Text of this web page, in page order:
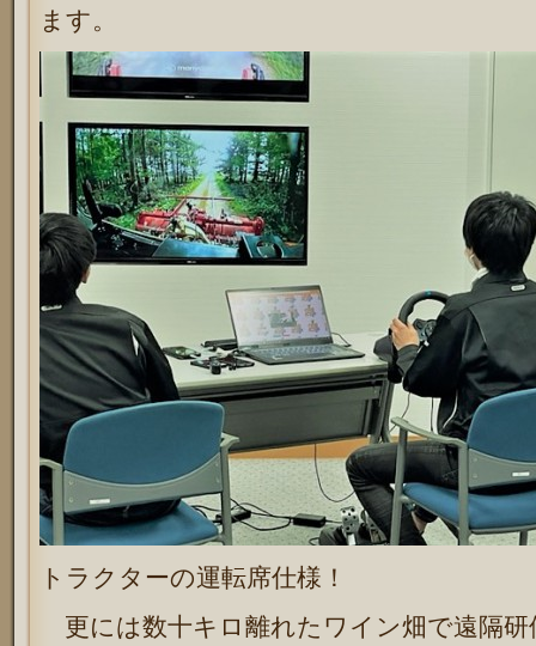
ます。
トラクターの運転席仕様！
更には数十キロ離れたワイン畑で遠隔研